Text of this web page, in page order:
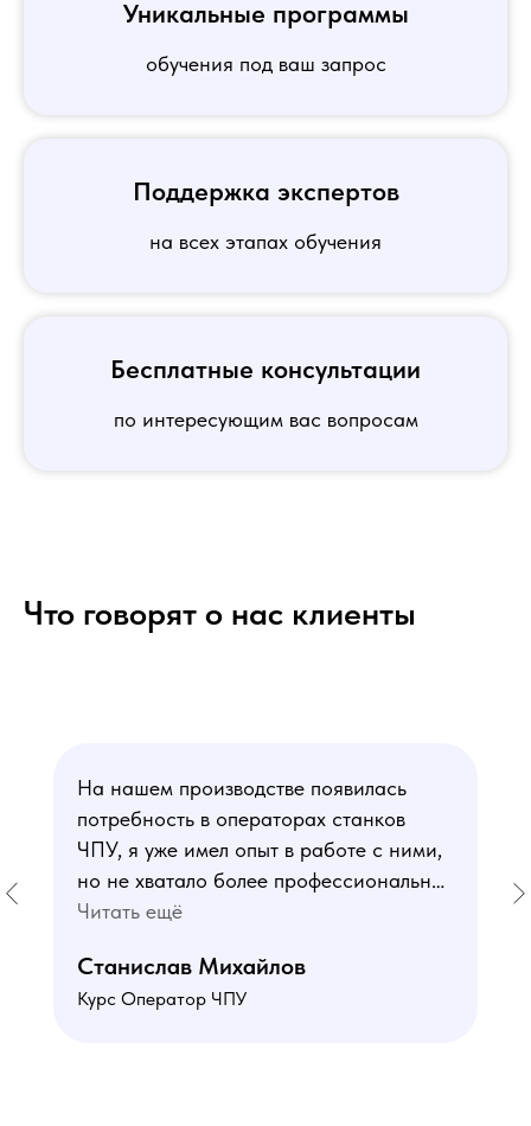
Уникальные программы
обучения под ваш запрос
Поддержка экспертов
на всех этапах обучения
Бесплатные консультации
по интересующим вас вопросам
Что говорят о нас клиенты
На нашем производстве появилась
потребность в операторах станков
ЧПУ, я уже имел опыт в работе с ними,
но не хватало более профессиональных
знаний. В курсе мне понравился блок
и программированию - это как раз то,
чего мне не хватало. Преподаватели
Читать ещё
Станислав Михайлов
Курс Оператор ЧПУ